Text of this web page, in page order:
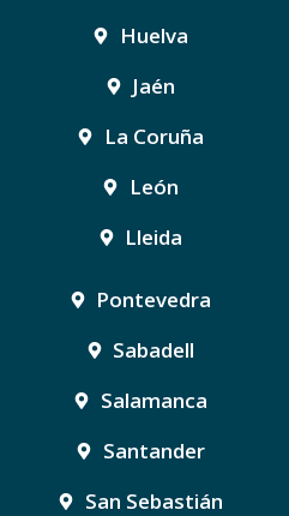
Huelva
Jaén
La Coruña
León
Lleida
Pontevedra
Sabadell
Salamanca
Santander
San Sebastián